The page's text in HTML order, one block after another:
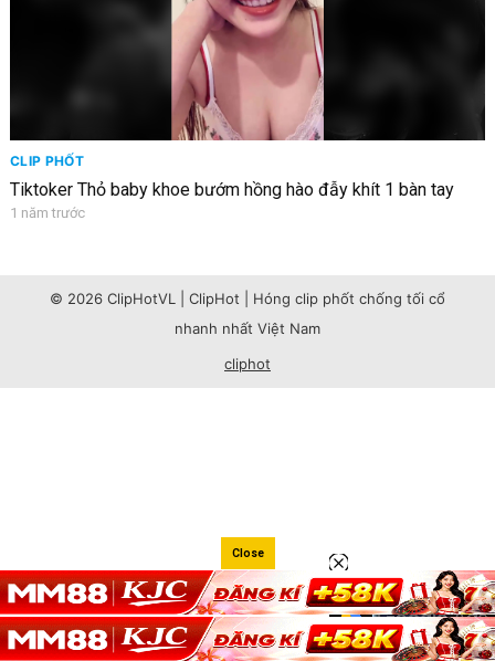
CLIP PHỐT
Tiktoker Thỏ baby khoe bướm hồng hào đẫy khít 1 bàn tay
1 năm trước
© 2026 ClipHotVL | ClipHot | Hóng clip phốt chống tối cổ
nhanh nhất Việt Nam
cliphot
Close